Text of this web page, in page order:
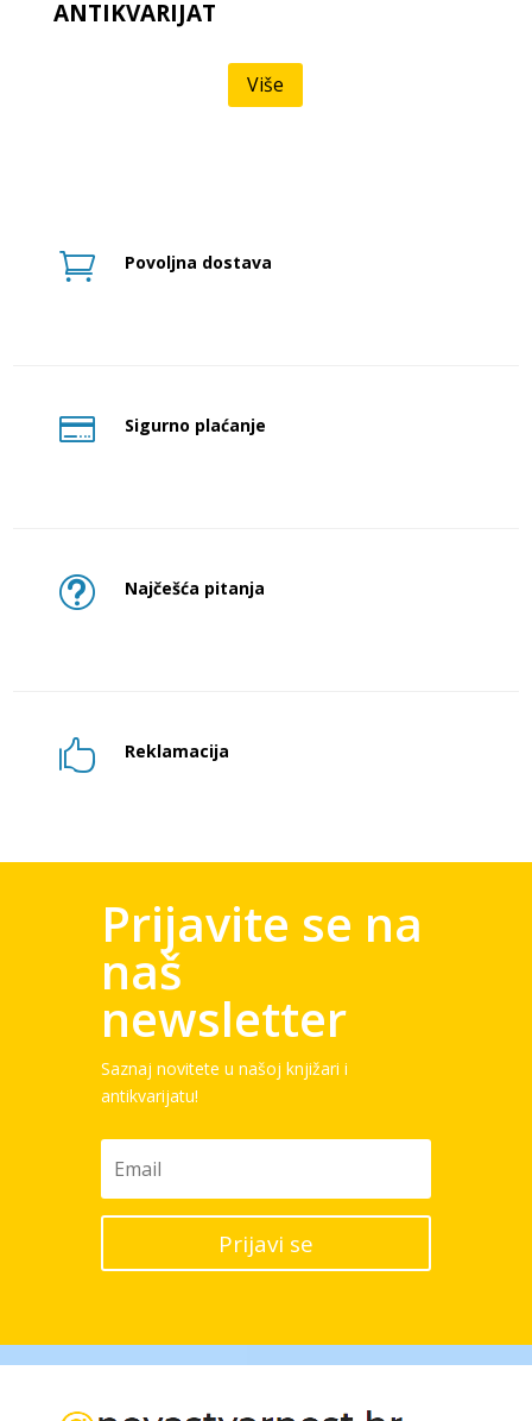
ANTIKVARIJAT
Više
 Povoljna dostava
 Sigurno plaćanje
t Najčešća pitanja
 Reklamacija
Prijavite se na
naš
newsletter
Saznaj novitete u našoj knjižari i
antikvarijatu!
Prijavi se